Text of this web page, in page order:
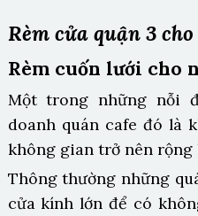
Rèm cửa quận 3
Rèm cuốn lưới cho
Một trong những nỗi
doanh quán cafe đó là
không gian trở nên rộng
Thông thường những
cửa kính lớn để có